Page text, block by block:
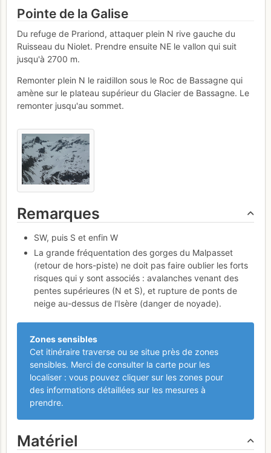
Pointe de la Galise
Du refuge de Prariond, attaquer plein N rive gauche du
Ruisseau du Niolet. Prendre ensuite NE le vallon qui suit
jusqu'à 2700 m.
Remonter plein N le raidillon sous le Roc de Bassagne qui
amène sur le plateau supérieur du Glacier de Bassagne. Le
remonter jusqu'au sommet.
Remarques
SW, puis S et enfin W
La grande fréquentation des gorges du Malpasset
(retour de hors-piste) ne doit pas faire oublier les forts
risques qui y sont associés : avalanches venant des
pentes supérieures (N et S), et rupture de ponts de
neige au-dessus de l'Isère (danger de noyade).
Zones sensibles
Cet itinéraire traverse ou se situe près de zones
sensibles. Merci de consulter la carte pour les
localiser : vous pouvez cliquer sur les zones pour
des informations détaillées sur les mesures à
prendre.
Matériel